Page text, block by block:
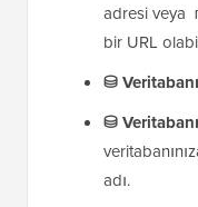
adresi veya
bir URL
⛁
⛁ Veritabanı
adı.